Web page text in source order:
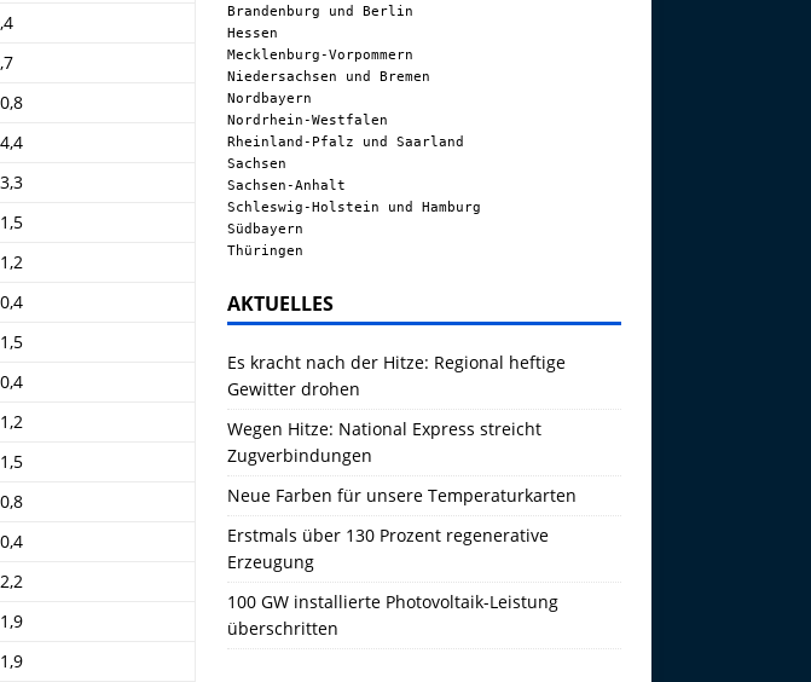
Brandenburg und Berlin
Hessen
Mecklenburg-Vorpommern
Niedersachsen und Bremen
Nordbayern
Nordrhein-Westfalen
Rheinland-Pfalz und Saarland
Sachsen
Sachsen-Anhalt
Schleswig-Holstein und Hamburg
Südbayern
Thüringen
AKTUELLES
Es kracht nach der Hitze: Regional heftige
Gewitter drohen
Wegen Hitze: National Express streicht
Zugverbindungen
Neue Farben für unsere Temperaturkarten
Erstmals über 130 Prozent regenerative
Erzeugung
100 GW installierte Photovoltaik-Leistung
überschritten